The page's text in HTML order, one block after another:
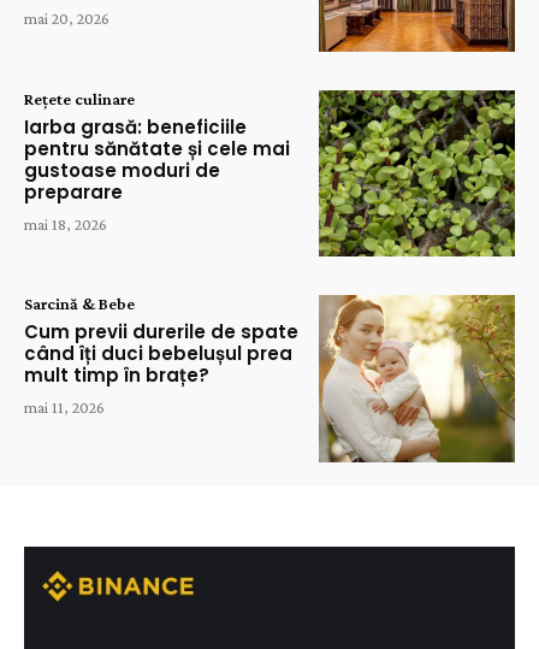
mai 20, 2026
Rețete culinare
Iarba grasă: beneficiile
pentru sănătate și cele mai
gustoase moduri de
preparare
mai 18, 2026
Sarcină & Bebe
Cum previi durerile de spate
când îți duci bebelușul prea
mult timp în brațe?
mai 11, 2026